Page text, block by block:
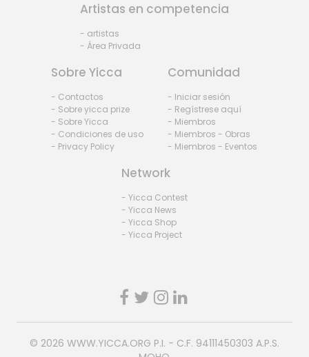
Artistas en competencia
- artistas
- Área Privada
Sobre Yicca
- Contactos
- Sobre yicca prize
- Sobre Yicca
- Condiciones de uso
- Privacy Policy
Comunidad
- Iniciar sesión
- Regístrese aquí
- Miembros
- Miembros - Obras
- Miembros - Eventos
Network
- Yicca Contest
- Yicca News
- Yicca Shop
- Yicca Project
© 2026 WWW.YICCA.ORG P.I. - C.F. 94111450303 A.P.S.